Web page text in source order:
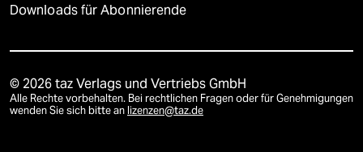
Downloads für Abonnierende
© 2026 taz Verlags und Vertriebs GmbH
Alle Rechte vorbehalten. Bei rechtlichen Fragen oder für Genehmigungen
wenden Sie sich bitte an lizenzen@taz.de